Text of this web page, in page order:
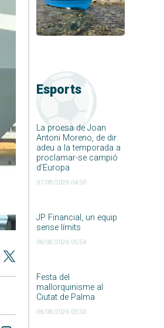
Esports
La proesa de Joan
Antoni Moreno, de dir
adeu a la temporada a
proclamar-se campió
d’Europa
07/08/2026 04:50
JP Financial, un equip
sense límits
06/08/2026 05:54
Festa del
mallorquinisme al
Ciutat de Palma
06/08/2026 05:50